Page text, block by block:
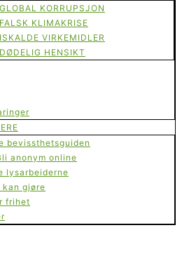
KORRUPSJON
KLIMAKRISE
VIRKEMIDLER
HENSIKT
bevissthetsguiden
anonym online
lysarbeiderne
gjøre
frihet